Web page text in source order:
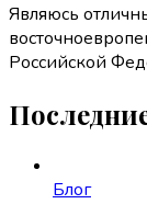
Являюсь
Российской
Блог